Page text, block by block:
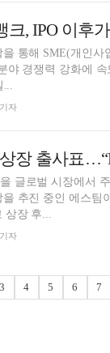
을 통해 SME(개인
야 경쟁력 강화에
일...
자
글로벌 시장에서
추진 중인 에스팀
상장 후...
자
3 4 5 6 7